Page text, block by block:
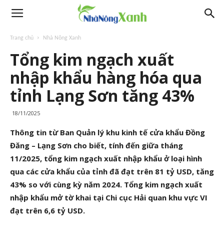
Trang chủ Nhà Nông Xanh
Tổng kim ngạch xuất
nhập khẩu hàng hóa qua
tỉnh Lạng Sơn tăng 43%
18/11/2025
Thông tin từ Ban Quản lý khu kinh tế cửa khẩu Đồng
Đăng – Lạng Sơn cho biết, tính đến giữa tháng
11/2025, tổng kim ngạch xuất nhập khẩu ở loại hình
qua các cửa khẩu của tỉnh đã đạt trên 81 tỷ USD, tăng
43% so với cùng kỳ năm 2024. Tổng kim ngạch xuất
nhập khẩu mở tờ khai tại Chi cục Hải quan khu vực VI
đạt trên 6,6 tỷ USD.